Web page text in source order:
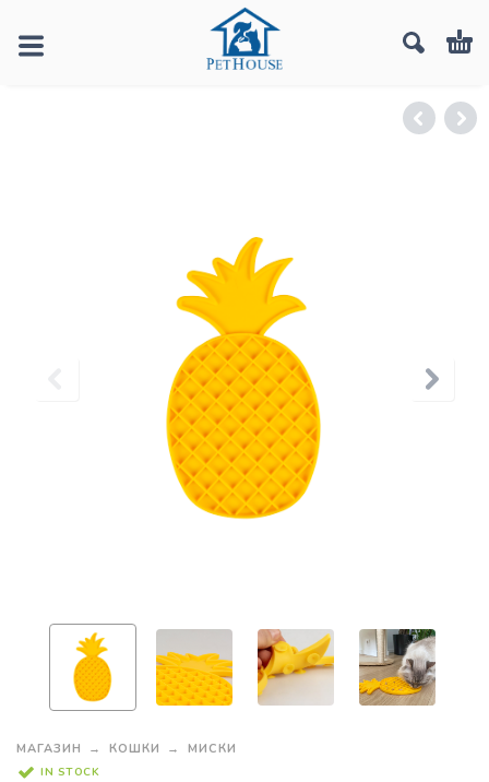
МАГАЗИН КОШКИ МИСКИ
IN STOCK